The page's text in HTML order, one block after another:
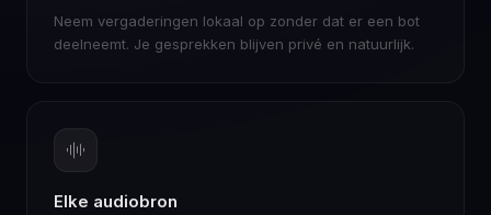
Neem vergaderingen lokaal op zonder dat er een bot
deelneemt. Je gesprekken blijven privé en natuurlijk.
Elke audiobron